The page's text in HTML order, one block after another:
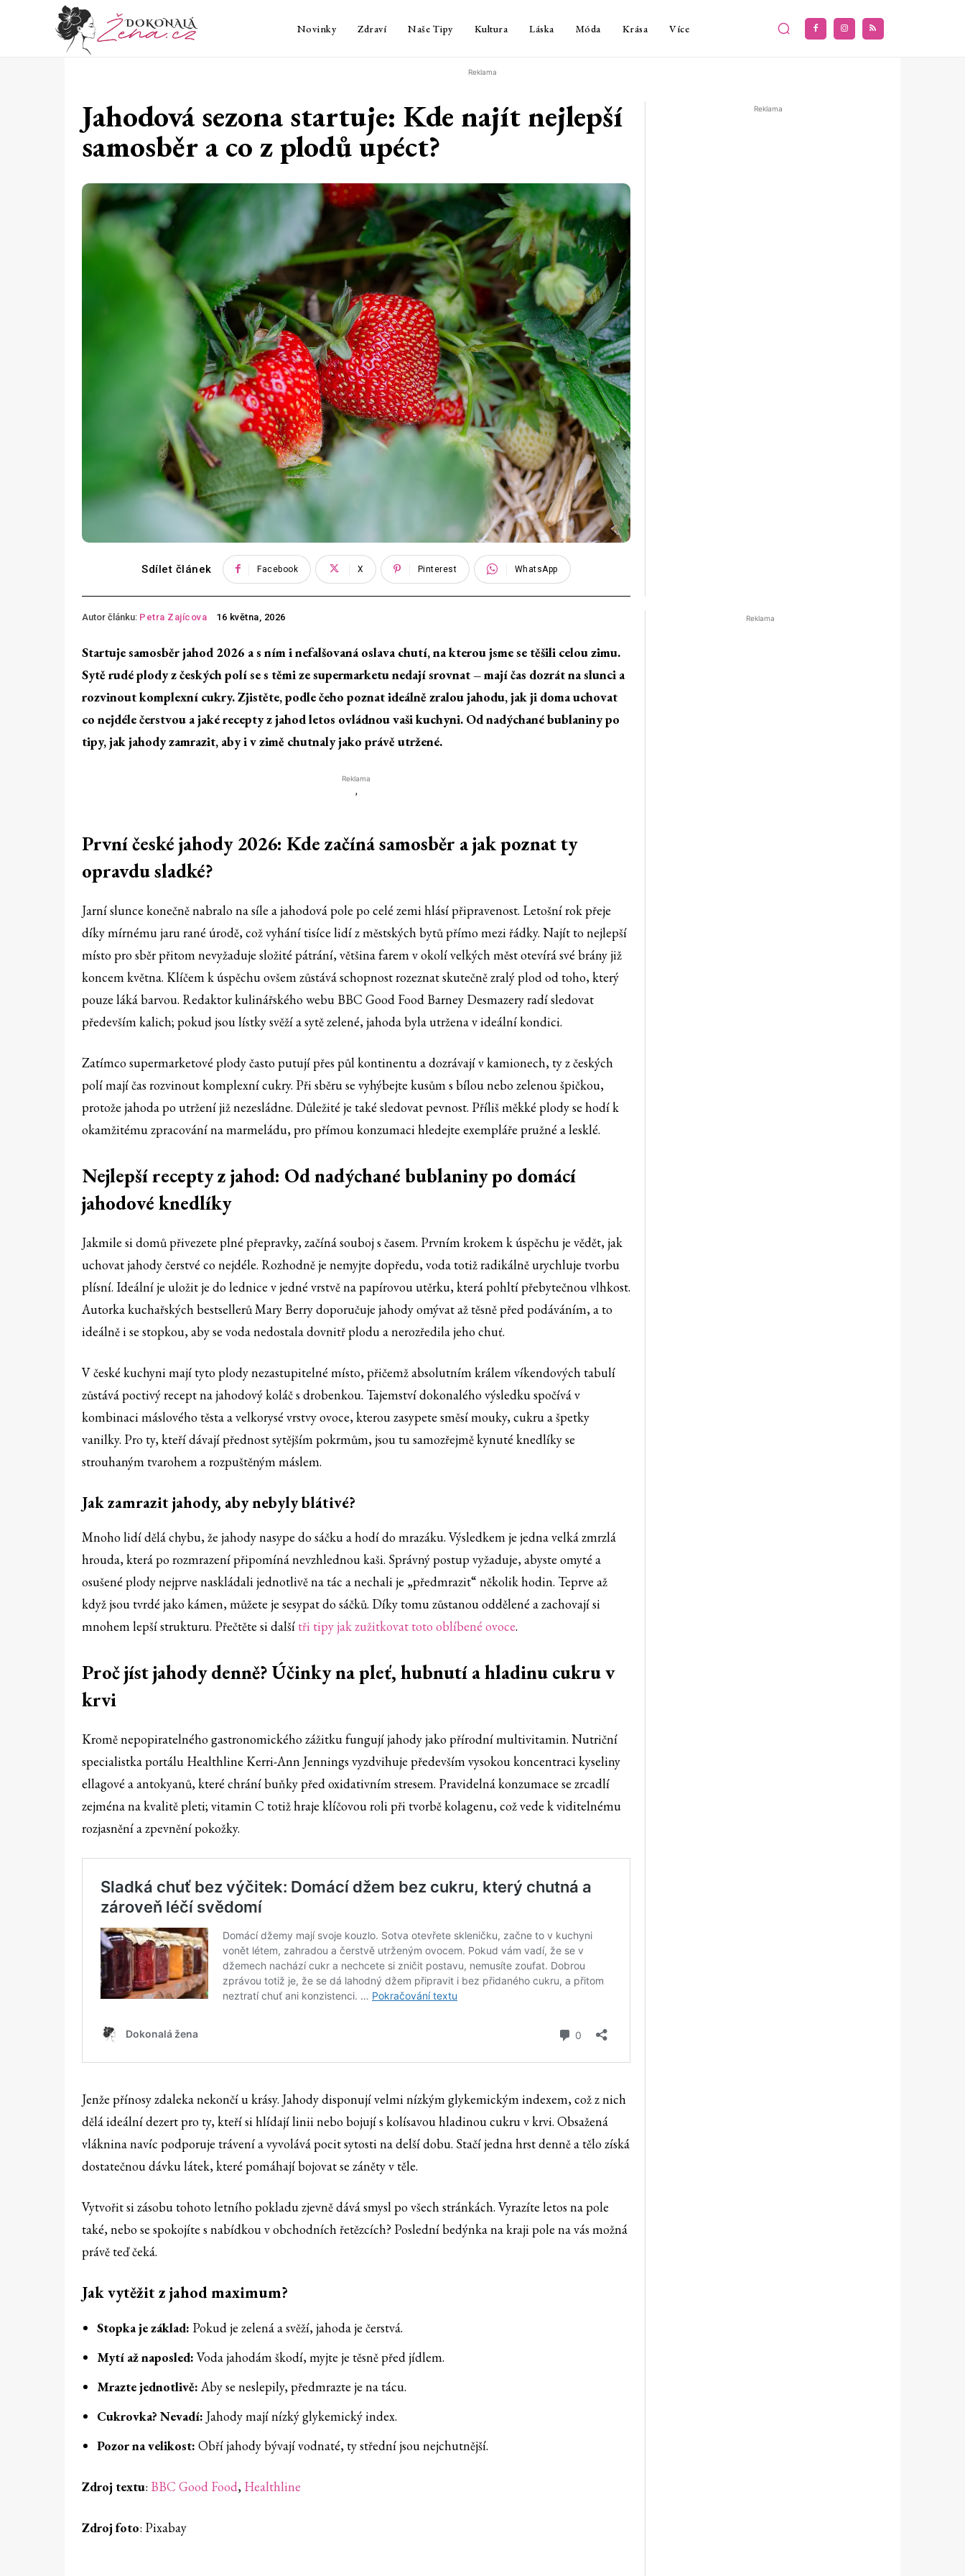
Novinky Zdraví Naše Tipy Kultura Láska Móda Krása Více
Reklama
Jahodová sezona startuje: Kde najít nejlepší
samosběr a co z plodů upéct?
Sdílet článek Facebook X Pinterest WhatsApp
Reklama
Autor článku: Petra Zajícova 16 května, 2026
Startujesamosběr jahod 2026 a s ním i nefalšovaná oslava chutí, na kterou jsme se těšili celou zimu.
Sytě rudé plody z českých polí se s těmi ze supermarketu nedají srovnat – mají čas dozrát na slunci a
rozvinout komplexní cukry. Zjistěte, podle čeho poznat ideálně zralou jahodu, jak ji doma uchovat
co nejdéle čerstvou a jakérecepty z jahodletos ovládnou vaši kuchyni. Od nadýchané bublaniny po
tipy, jak jahody zamrazit, aby i v zimě chutnaly jako právě utržené.
Reklama
'
První české jahody 2026: Kde začíná samosběr a jak poznat ty
opravdu sladké?
Jarní slunce konečně nabralo na síle a jahodová pole po celé zemi hlásí připravenost. Letošní rok přeje
díky mírnému jaru rané úrodě, což vyhání tisíce lidí z městských bytů přímo mezi řádky. Najít to nejlepší
místo pro sběr přitom nevyžaduje složité pátrání, většina farem v okolí velkých měst otevírá své brány již
koncem května. Klíčem k úspěchu ovšem zůstává schopnost rozeznat skutečně zralý plod od toho, který
pouze láká barvou. Redaktor kulinářského webu BBC Good Food Barney Desmazery radí sledovat
především kalich; pokud jsou lístky svěží a sytě zelené, jahoda byla utržena v ideální kondici.
Zatímco supermarketové plody často putují přes půl kontinentu a dozrávají v kamionech, ty z českých
polí mají čas rozvinout komplexní cukry. Při sběru se vyhýbejte kusům s bílou nebo zelenou špičkou,
protože jahoda po utržení již nezesládne. Důležité je také sledovat pevnost. Příliš měkké plody se hodí k
okamžitému zpracování na marmeládu, pro přímou konzumaci hledejte exempláře pružné a lesklé.
Nejlepší recepty z jahod: Od nadýchané bublaniny po domácí
jahodové knedlíky
Jakmile si domů přivezete plné přepravky, začíná souboj s časem. Prvním krokem k úspěchu je vědět, jak
uchovat jahody čerstvé co nejdéle. Rozhodně je nemyjte dopředu, voda totiž radikálně urychluje tvorbu
plísní. Ideální je uložit je do lednice v jedné vrstvě na papírovou utěrku, která pohltí přebytečnou vlhkost.
Autorka kuchařských bestsellerů Mary Berry doporučuje jahody omývat až těsně před podáváním, a to
ideálně i se stopkou, aby se voda nedostala dovnitř plodu a nerozředila jeho chuť.
V české kuchyni mají tyto plody nezastupitelné místo, přičemž absolutním králem víkendových tabulí
zůstává poctivý recept na jahodový koláč s drobenkou. Tajemství dokonalého výsledku spočívá v
kombinaci máslového těsta a velkorysé vrstvy ovoce, kterou zasypete směsí mouky, cukru a špetky
vanilky. Pro ty, kteří dávají přednost sytějším pokrmům, jsou tu samozřejmě kynuté knedlíky se
strouhaným tvarohem a rozpuštěným máslem.
Jak zamrazit jahody, aby nebyly blátivé?
Mnoho lidí dělá chybu, že jahody nasype do sáčku a hodí do mrazáku. Výsledkem je jedna velká zmrzlá
hrouda, která po rozmrazení připomíná nevzhlednou kaši. Správný postup vyžaduje, abyste omyté a
osušené plody nejprve naskládali jednotlivě na tác a nechali je „předmrazit“ několik hodin. Teprve až
když jsou tvrdé jako kámen, můžete je sesypat do sáčků. Díky tomu zůstanou oddělené a zachovají si
mnohem lepší strukturu. Přečtěte si další tři tipy jak zužitkovat toto oblíbené ovoce.
Proč jíst jahody denně? Účinky na pleť, hubnutí a hladinu cukru v
krvi
Kromě nepopiratelného gastronomického zážitku fungují jahody jako přírodní multivitamin. Nutriční
specialistka portálu Healthline Kerri-Ann Jennings vyzdvihuje především vysokou koncentraci kyseliny
ellagové a antokyanů, které chrání buňky před oxidativním stresem. Pravidelná konzumace se zrcadlí
zejména na kvalitě pleti; vitamin C totiž hraje klíčovou roli při tvorbě kolagenu, což vede k viditelnému
rozjasnění a zpevnění pokožky.
Jenže přínosy zdaleka nekončí u krásy. Jahody disponují velmi nízkým glykemickým indexem, což z nich
dělá ideální dezert pro ty, kteří si hlídají linii nebo bojují s kolísavou hladinou cukru v krvi. Obsažená
vláknina navíc podporuje trávení a vyvolává pocit sytosti na delší dobu. Stačí jedna hrst denně a tělo získá
dostatečnou dávku látek, které pomáhají bojovat se záněty v těle.
Vytvořit si zásobu tohoto letního pokladu zjevně dává smysl po všech stránkách. Vyrazíte letos na pole
také, nebo se spokojíte s nabídkou v obchodních řetězcích? Poslední bedýnka na kraji pole na vás možná
právě teď čeká.
Jak vytěžit z jahod maximum?
Stopka je základ: Pokud je zelená a svěží, jahoda je čerstvá.
Mytí až naposled:Voda jahodám škodí, myjte je těsně před jídlem.
Mrazte jednotlivě: Aby se neslepily, předmrazte je na tácu.
Cukrovka? Nevadí: Jahody mají nízký glykemický index.
Pozor na velikost: Obří jahody bývají vodnaté, ty střední jsou nejchutnější.
Zdroj textu: BBC Good Food, Healthline
Zdroj foto: Pixabay
Reklama